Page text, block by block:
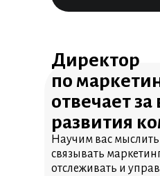
Директор
по
отвечает за
развития
Научим вас мыслить
связывать
отслеживать и